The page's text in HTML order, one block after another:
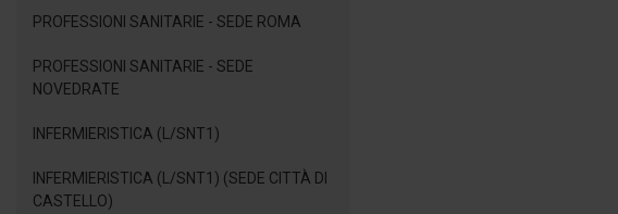
PROFESSIONI SANITARIE - SEDE ROMA
PROFESSIONI SANITARIE - SEDE
NOVEDRATE
INFERMIERISTICA (L/SNT1)
INFERMIERISTICA (L/SNT1) (SEDE CITTÀ DI
CASTELLO)